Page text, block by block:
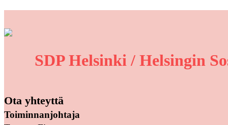
SDP Helsinki / Helsingin
Ota yhteyttä
Toiminnanjohtaja